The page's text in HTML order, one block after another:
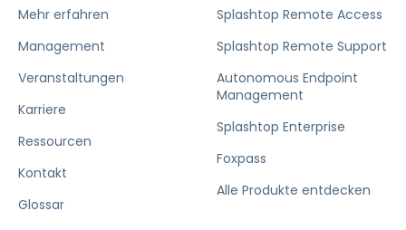
Mehr erfahren
Management
Veranstaltungen
Karriere
Ressourcen
Kontakt
Glossar
Splashtop Remote Access
Splashtop Remote Support
Autonomous Endpoint
Management
Splashtop Enterprise
Foxpass
Alle Produkte entdecken